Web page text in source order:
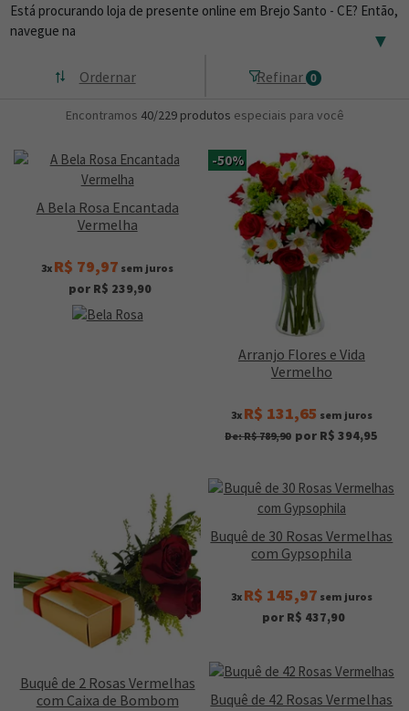
Está procurando loja de presente online em Brejo Santo - CE? Então,
navegue na
▼
Refinar 0
Ordernar
Encontramos 40/229 produtos especiais para você
A Bela Rosa Encantada
Vermelha
3x R$ 79,97 sem juros
por R$ 239,90
-50%
Arranjo Flores e Vida
Vermelho
3x R$ 131,65 sem juros
De: R$ 789,90 por R$ 394,95
Buquê de 2 Rosas Vermelhas
com Caixa de Bombom
Buquê de 30 Rosas Vermelhas
com Gypsophila
3x R$ 145,97 sem juros
por R$ 437,90
Buquê de 42 Rosas Vermelhas